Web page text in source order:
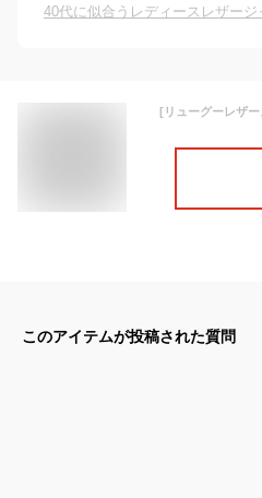
このアイテムが投稿された質問